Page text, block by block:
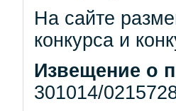
На сайте
конкурса и
Извещение о
301014/